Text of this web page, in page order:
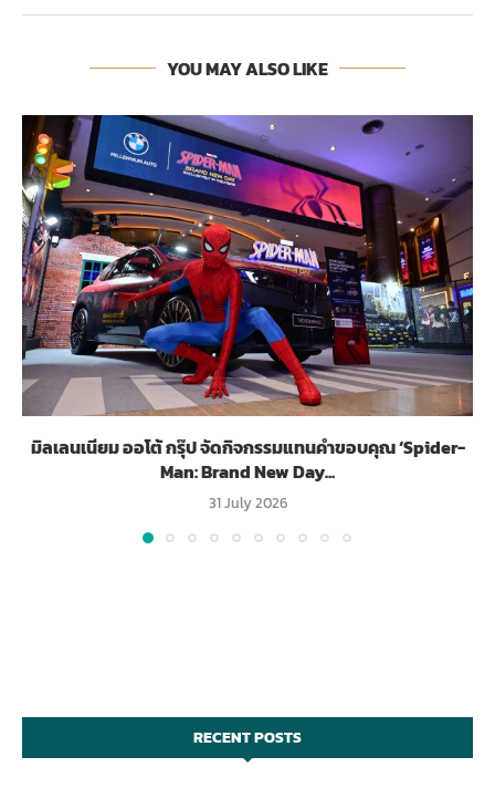
YOU MAY ALSO LIKE
มิลเลนเนียม ออโต้ กรุ๊ป จัดกิจกรรมแทนคำขอบคุณ ‘Spider-
Man: Brand New Day...
31 July 2026
RECENT POSTS